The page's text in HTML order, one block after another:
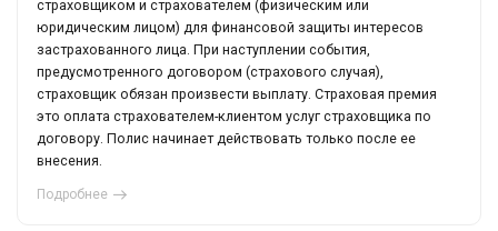
страховщиком и страхователем (физическим или
юридическим лицом) для финансовой защиты интересов
застрахованного лица. При наступлении события,
предусмотренного договором (страхового случая),
страховщик обязан произвести выплату. Страховая премия
это оплата страхователем-клиентом услуг страховщика по
договору. Полис начинает действовать только после ее
внесения.
Подробнее